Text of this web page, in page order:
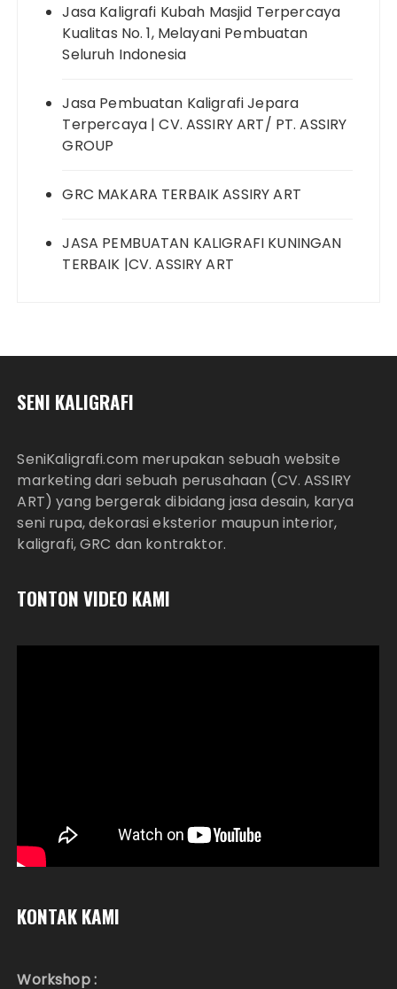
Jasa Kaligrafi Kubah Masjid Terpercaya
Kualitas No. 1, Melayani Pembuatan
Seluruh Indonesia
Jasa Pembuatan Kaligrafi Jepara
Terpercaya | CV. ASSIRY ART/ PT. ASSIRY
GROUP
GRC MAKARA TERBAIK ASSIRY ART
JASA PEMBUATAN KALIGRAFI KUNINGAN
TERBAIK |CV. ASSIRY ART
SENI KALIGRAFI
SeniKaligrafi.com merupakan sebuah website
marketing dari sebuah perusahaan (CV. ASSIRY
ART) yang bergerak dibidang jasa desain, karya
seni rupa, dekorasi eksterior maupun interior,
kaligrafi, GRC dan kontraktor.
TONTON VIDEO KAMI
KONTAK KAMI
Workshop :